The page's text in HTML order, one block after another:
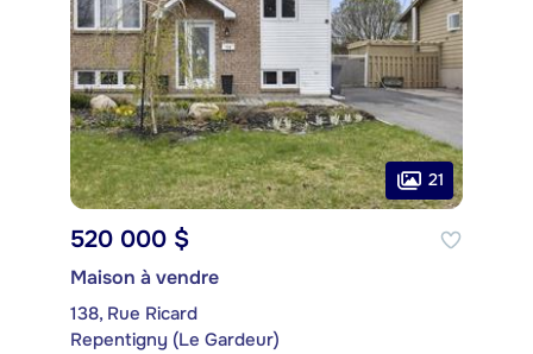
21
520 000 $
Maison à vendre
138, Rue Ricard
Repentigny (Le Gardeur)